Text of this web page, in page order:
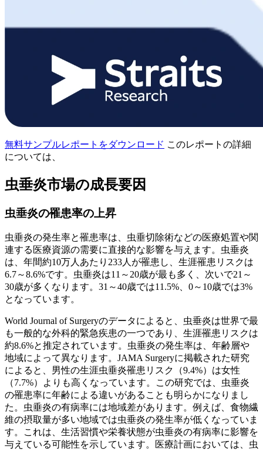
無料サンプルレポートをダウンロード このレポートの詳細
については、
虫垂炎市場の成長要因
虫垂炎の罹患率の上昇
虫垂炎の発生率と罹患率は、虫垂切除術などの医療処置や関
連する医療資源の需要に直接的な影響を与えます。虫垂炎
は、年間約10万人あたり233人が罹患し、生涯罹患リスクは
6.7～8.6%です。虫垂炎は11～20歳が最も多く、次いで21～
30歳が多くなります。31～40歳では11.5%、0～10歳では3%
となっています。
World Journal of Surgeryのデータによると、虫垂炎は世界で最
も一般的な外科的緊急疾患の一つであり、生涯罹患リスクは
約8.6%と推定されています。虫垂炎の発生率は、年齢層や
地域によって異なります。JAMA Surgeryに掲載された研究
によると、男性の生涯虫垂炎罹患リスク（9.4%）は女性
（7.7%）よりも高くなっています。この研究では、虫垂炎
の罹患率に年齢による違いがあることも明らかになりまし
た。虫垂炎の有病率には地域差があります。例えば、食物繊
維の摂取量が多い地域では虫垂炎の発生率が低くなっていま
す。これは、生活習慣や栄養状態が虫垂炎の有病率に影響を
与えている可能性を示しています。医療計画においては、虫